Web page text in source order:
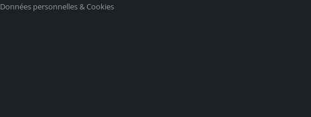
Données personnelles & Cookies